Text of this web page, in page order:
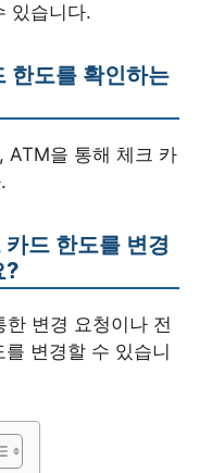
있습니다.
한도를 확인하는
ATM을 통해 체크 카
드 한도를 변경
?
변경 요청이나 전
변경할 수 있습니